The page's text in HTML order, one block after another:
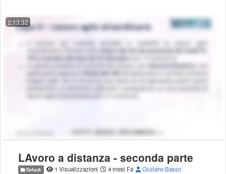
2:13:32
LAvoro a distanza - seconda parte
Default 1 Visualizzazioni 4 mesi Fa Giuliano Basso